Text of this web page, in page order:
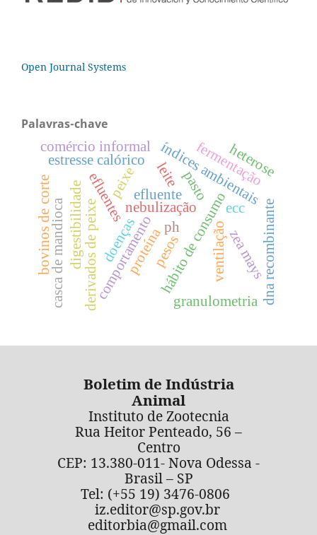
Open Journal Systems
Palavras-chave
peixe
derivados de peixe hábito de consumo
comportamento
estresse calórico índices ambientais
nebulização
ventilação
digestibilidade efluente
fermentação
ph
proteína dna recombinante
zea mays
granulometria
casca de mandioca
efluentes
bovinos de corte pesos
pasto
comércio informal
doenças
leite
ecc
heterose
Boletim de Indústria
Animal
Instituto de Zootecnia
Rua Heitor Penteado, 56 –
Centro
CEP: 13.380-011- Nova Odessa -
Brasil – SP
Tel: (+55 19) 3476-0806
iz.editor@sp.gov.br
editorbia@gmail.com